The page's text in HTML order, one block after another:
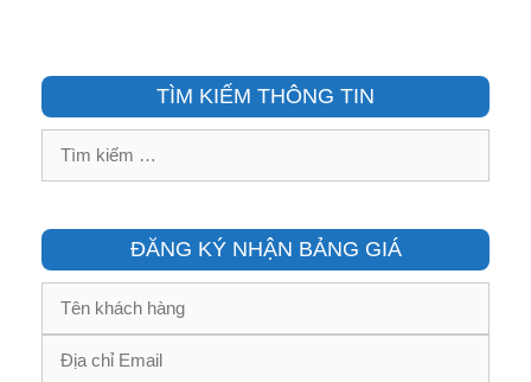
TÌM KIẾM THÔNG TIN
ĐĂNG KÝ NHẬN BẢNG GIÁ